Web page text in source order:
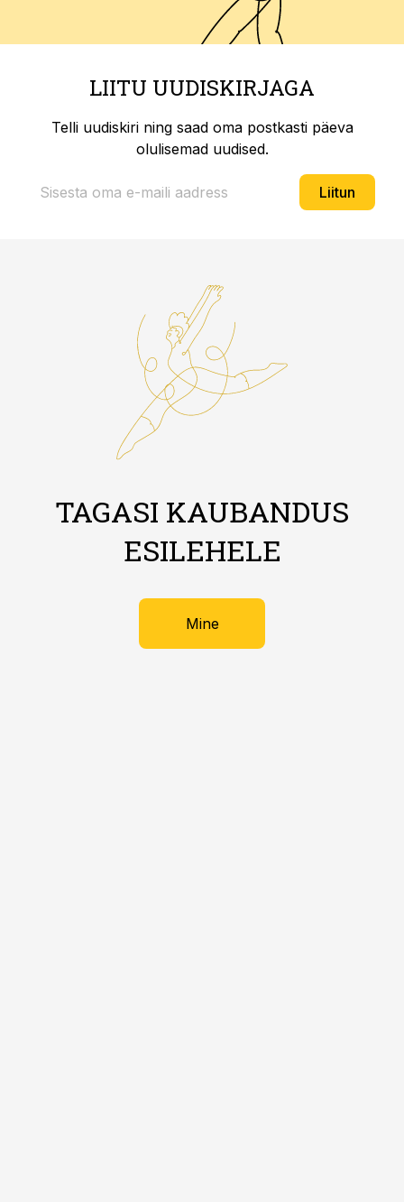
LIITU UUDISKIRJAGA
Telli uudiskiri ning saad oma postkasti päeva
olulisemad uudised.
Liitun
TAGASI KAUBANDUS
ESILEHELE
Mine